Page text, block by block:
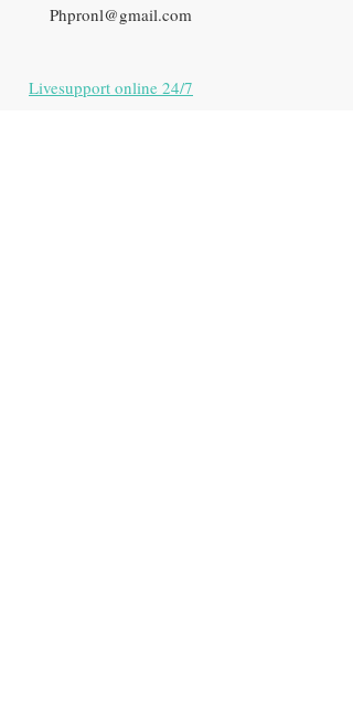
Phpronl@gmail.com
Livesupport online 24/7